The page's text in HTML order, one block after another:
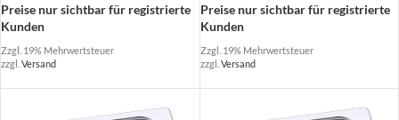
Preise nur sichtbar für registrierte
Kunden
Zzgl. 19% Mehrwertsteuer
zzgl. Versand
Preise nur sichtbar für registrierte
Kunden
Zzgl. 19% Mehrwertsteuer
zzgl. Versand